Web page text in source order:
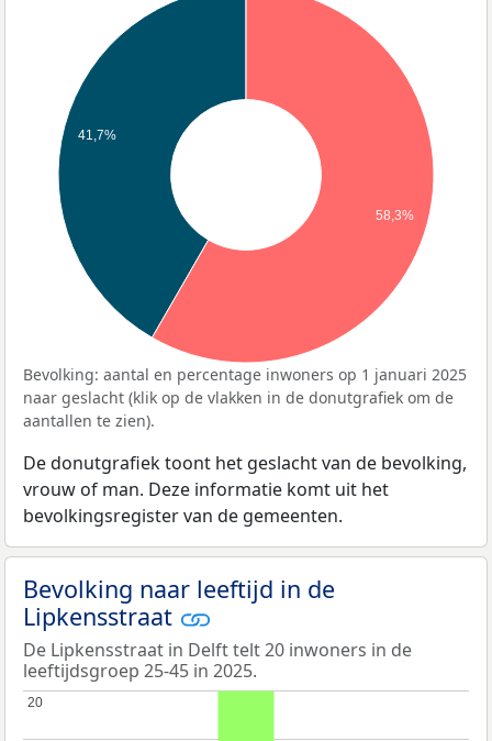
41,7%
58,3%
Bevolking: aantal en percentage inwoners op 1 januari 2025
naar geslacht (klik op de vlakken in de donutgrafiek om de
aantallen te zien).
De donutgrafiek toont het geslacht van de bevolking,
vrouw of man. Deze informatie komt uit het
bevolkingsregister van de gemeenten.
Bevolking naar leeftijd in de
Lipkensstraat
De Lipkensstraat in Delft telt 20 inwoners in de
leeftijdsgroep 25-45 in 2025.
20
20